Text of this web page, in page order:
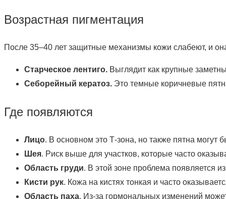
Возрастная пигментация
После 35–40 лет защитные механизмы кожи слабеют, и
Старческое лентиго. Выглядит как крупные
Себорейный кератоз. Это темные коричневые
Где появляются
Лицо. В основном это Т-зона, но также пятна могут
Шея. Риск выше для участков, которые часто
Область груди. В этой зоне проблема появляется
Кисти рук. Кожа на кистях тонкая и часто
Область паха. Из-за гормональных изменений